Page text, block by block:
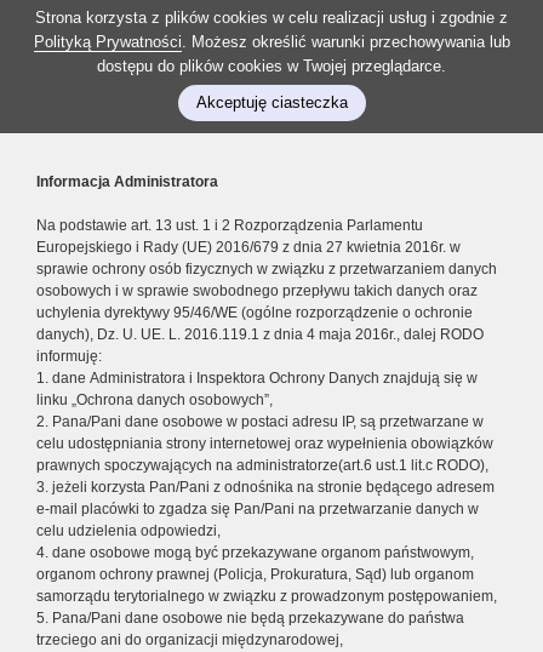
Strona korzysta z plików cookies w celu realizacji usług i zgodnie z
Polityką Prywatności. Możesz określić warunki przechowywania lub
dostępu do plików cookies w Twojej przeglądarce.
Akceptuję ciasteczka
Informacja Administratora
Na podstawie art. 13 ust. 1 i 2 Rozporządzenia Parlamentu
Europejskiego i Rady (UE) 2016/679 z dnia 27 kwietnia 2016r. w
sprawie ochrony osób fizycznych w związku z przetwarzaniem danych
osobowych i w sprawie swobodnego przepływu takich danych oraz
uchylenia dyrektywy 95/46/WE (ogólne rozporządzenie o ochronie
danych), Dz. U. UE. L. 2016.119.1 z dnia 4 maja 2016r., dalej RODO
informuję:
1. dane Administratora i Inspektora Ochrony Danych znajdują się w
linku „Ochrona danych osobowych”,
2. Pana/Pani dane osobowe w postaci adresu IP, są przetwarzane w
celu udostępniania strony internetowej oraz wypełnienia obowiązków
prawnych spoczywających na administratorze(art.6 ust.1 lit.c RODO),
3. jeżeli korzysta Pan/Pani z odnośnika na stronie będącego adresem
e-mail placówki to zgadza się Pan/Pani na przetwarzanie danych w
celu udzielenia odpowiedzi,
4. dane osobowe mogą być przekazywane organom państwowym,
organom ochrony prawnej (Policja, Prokuratura, Sąd) lub organom
samorządu terytorialnego w związku z prowadzonym postępowaniem,
5. Pana/Pani dane osobowe nie będą przekazywane do państwa
trzeciego ani do organizacji międzynarodowej,